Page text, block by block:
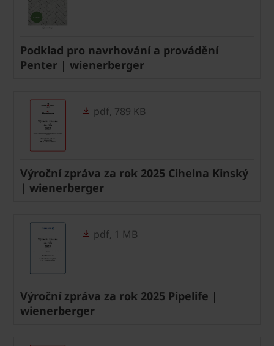
Podklad pro navrhování a provádění
Penter | wienerberger
pdf, 789 KB
Výroční zpráva za rok 2025 Cihelna Kinský
| wienerberger
pdf, 1 MB
Výroční zpráva za rok 2025 Pipelife |
wienerberger